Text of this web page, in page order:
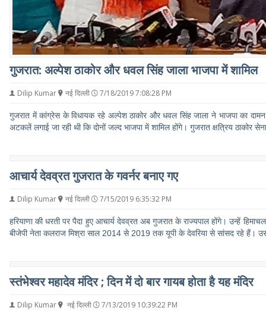
गुजरात: अल्पेश ठाकोर और धवल सिंह जाला भाजपा में शामिल
Dilip Kumar नई दिल्ली 7/18/2019 7:08:28 PM
गुजरात में कांग्रेस के विधायक रहे अल्पेश ठाकोर और धवल सिंह जाला ने भाजपा का दामन
अटकलें लगाई जा रही थी कि दोनों जल्द भाजपा में शामिल होंगे। गुजरात क्षत्रिय ठाकोर
आचार्य देवव्रत गुजरात के गवर्नर बनाए गए
Dilip Kumar नई दिल्ली 7/15/2019 6:35:32 PM
हरियाणा की धरती पर पैदा हुए आचार्य देवव्रत अब गुजरात के राज्यपाल होंगे। उन्हें
बीजेपी नेता कलराज मिश्रा साल 2014 से 2019 तक यूपी के देवरिया से सांसद रहे हैं।
स्तंभेश्वर महादेव मंदिर ; दिन में दो बार गायब होता है यह मंदिर
Dilip Kumar नई दिल्ली 7/13/2019 10:39:22 PM